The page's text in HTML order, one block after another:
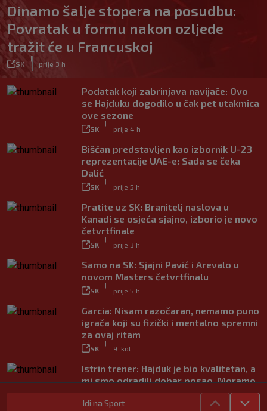
Dinamo šalje stopera na posudbu:
Povratak u formu nakon ozljede
tražit će u Francuskoj
SK prije 3 h
Podatak koji zabrinjava navijače: Ovo
se Hajduku dogodilo u čak pet utakmica
ove sezone
SK prije 4 h
Bišćan predstavljen kao izbornik U-23
reprezentacije UAE-e: Sada se čeka
Dalić
SK prije 5 h
Pratite uz SK: Branitelj naslova u
Kanadi se osjeća sjajno, izborio je novo
četvrtfinale
SK prije 3 h
Samo na SK: Sjajni Pavić i Arevalo u
novom Masters četvrtfinalu
SK prije 5 h
Garcia: Nisam razočaran, nemamo puno
igrača koji su fizički i mentalno spremni
za ovaj ritam
SK 9. kol.
Istrin trener: Hajduk je bio kvalitetan, a
mi smo odradili dobar posao. Moramo
SK
|
9. kol.
Idi na Sport